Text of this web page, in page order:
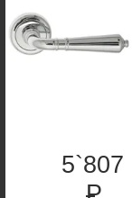
5`807